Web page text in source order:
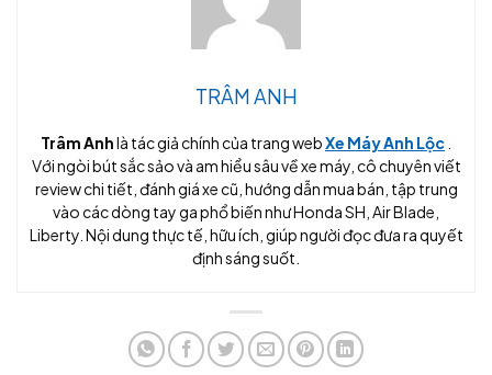
TRÂM ANH
Trâm Anhlà tác giả chính của trang webXe Máy Anh Lộc
Với ngòi bút sắc sảo và am hiểu sâu về xe máy, cô chuyên viết
review chi tiết, đánh giá xe cũ, hướng dẫn mua bán, tập trung
vào các dòng tay ga phổ biến như Honda SH, Air Blade,
Liberty. Nội dung thực tế, hữu ích, giúp người đọc đưa ra quyết
định sáng suốt.